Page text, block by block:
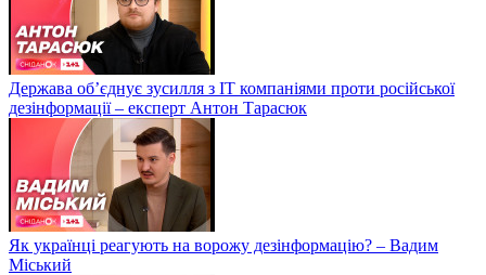
Держава об’єднує зусилля з ІТ компаніями проти російської
дезінформації – експерт Антон Тарасюк
Як українці реагують на ворожу дезінформацію? – Вадим
Міський